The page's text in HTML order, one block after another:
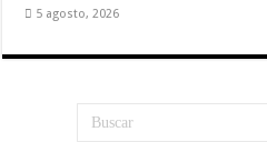
5 agosto, 2026